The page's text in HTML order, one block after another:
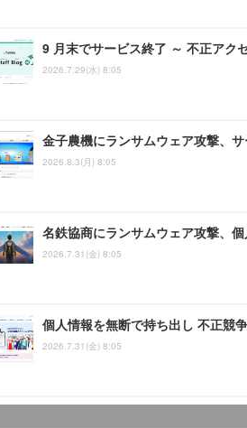
9 月末でサービス終了 ～ 不正アク
2026.7.29(水) 8:05
金子農機にランサムウェア攻撃、
2026.8.3(月) 8:05
名鉄協商にランサムウェア攻撃、
2026.7.31(金) 8:05
個人情報を無断で持ち出し 不正競
2026.7.31(金) 8:05